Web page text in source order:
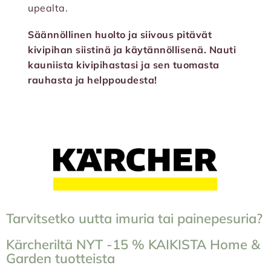
upealta.
Säännöllinen huolto ja siivous pitävät
kivipihan siistinä ja käytännöllisenä. Nauti
kauniista kivipihastasi ja sen tuomasta
rauhasta ja helppoudesta!
Tarvitsetko uutta imuria tai painepesuria?
Kärcheriltä NYT -15 % KAIKISTA Home &
Garden tuotteista